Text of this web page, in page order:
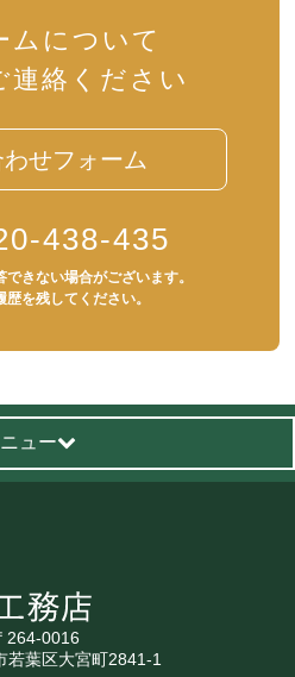
ムについて
連絡ください
せフォーム
438-435
きない場合がございます。
を残してください。
ュー
264-0016
若葉区大宮町2841-1